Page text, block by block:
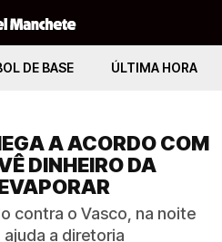
DE BASE ÚLTIMA HORA
A ACORDO COM
DINHEIRO DA
contra o Vasco, na noite
a diretoria